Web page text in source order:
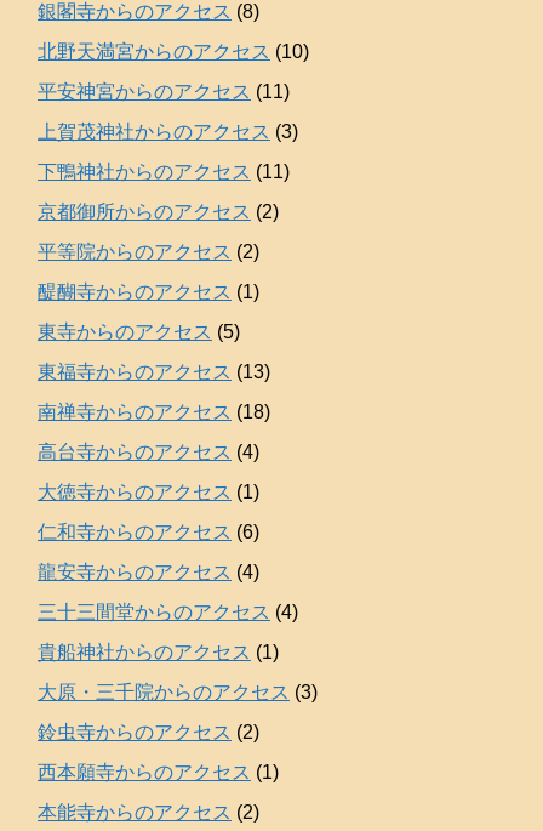
銀閣寺からのアクセス (8)
北野天満宮からのアクセス (10)
平安神宮からのアクセス (11)
上賀茂神社からのアクセス (3)
下鴨神社からのアクセス (11)
京都御所からのアクセス (2)
平等院からのアクセス (2)
醍醐寺からのアクセス (1)
東寺からのアクセス (5)
東福寺からのアクセス (13)
南禅寺からのアクセス (18)
高台寺からのアクセス (4)
大徳寺からのアクセス (1)
仁和寺からのアクセス (6)
龍安寺からのアクセス (4)
三十三間堂からのアクセス (4)
貴船神社からのアクセス (1)
大原・三千院からのアクセス (3)
鈴虫寺からのアクセス (2)
西本願寺からのアクセス (1)
本能寺からのアクセス (2)